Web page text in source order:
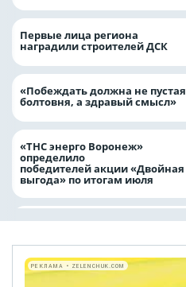
Первые лица региона
наградили строителей ДСК
«Побеждать должна не пустая
болтовня, а здравый смысл»
«ТНС энерго Воронеж»
определило
победителей акции «Двойная
выгода» по итогам июля
РЕКЛАМА • ZELENCHUK.COM